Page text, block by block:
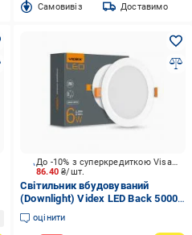
Cамовивіз Доставимо
86.40₴/шт.
До -10% з суперкредиткою Visa Вигода
Світильник вбудовуваний
(Downlight) Videx LED Back 5000
К 26338
оцінити